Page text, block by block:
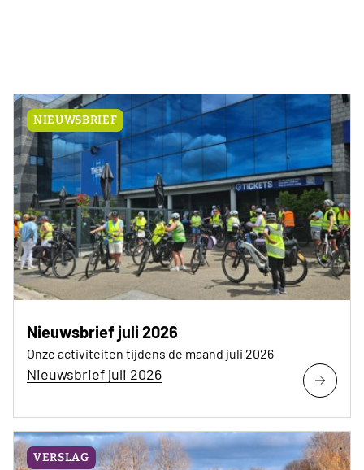
NIEUWSBRIEF
Nieuwsbrief juli 2026
Onze activiteiten tijdens de maand juli 2026
Nieuwsbrief juli 2026
VERSLAG